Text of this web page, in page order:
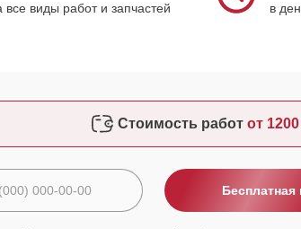
все виды работ и запчастей в
Стоимость работ от
Бесплатная